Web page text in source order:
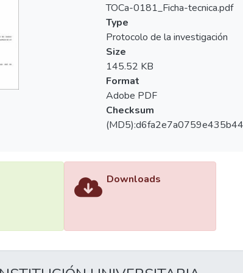
TOCa-0181_Ficha-tecnica.pdf
Type
Protocolo de la investigación
Size
145.52 KB
Format
Adobe PDF
Checksum
Downloads